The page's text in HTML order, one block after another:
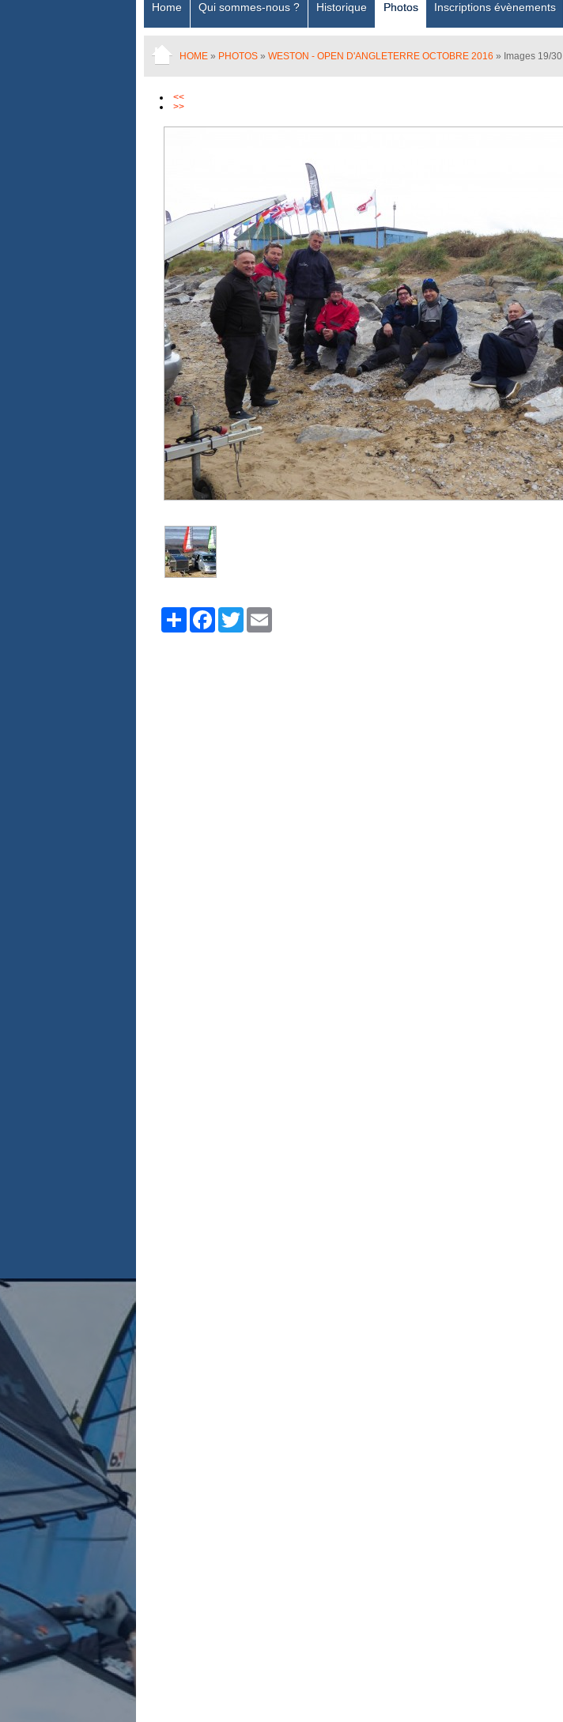
Home Qui sommes-nous ? Historique Photos Inscriptions évènements
HOME » PHOTOS » WESTON - OPEN D'ANGLETERRE OCTOBRE 2016 » Images 19/30
<<
>>
Share FacebookTwitter